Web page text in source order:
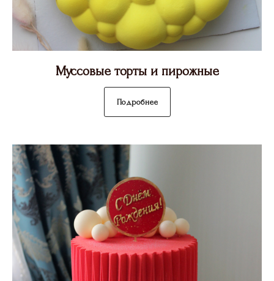
Муссовые торты и пирожные
Подробнее